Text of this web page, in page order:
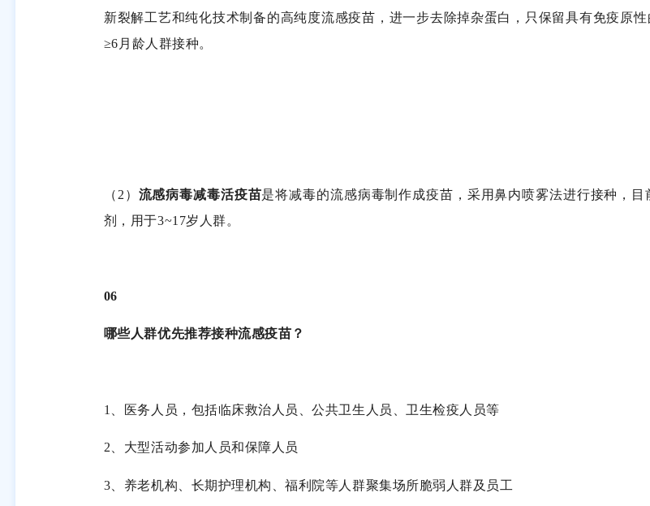
新裂解工艺和纯化技术制备的高纯度流感疫苗，进一步去除掉杂蛋白，只保留具有免疫原
≥6 月龄人群接种。
（ 2 ） 流感病毒减毒活疫苗是将减毒的流感病毒制作成疫苗，采用鼻内喷雾法进行接种，
剂，用于3~17岁人群。
06
哪些人群优先推荐接种流感疫苗？
1 、医务人员，包括临床救治人员、公共卫生人员、卫生检疫人员等
2 、大型活动参加人员和保障人员
3 、养老机构、长期护理机构、福利院等人群聚集场所脆弱人群及员工